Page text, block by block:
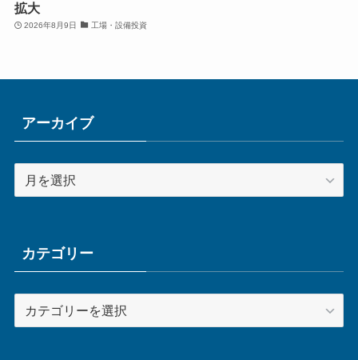
拡大
2026年8月9日 工場・設備投資
アーカイブ
ブカテゴリー
テ